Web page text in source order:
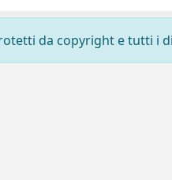
da copyright e tutti i